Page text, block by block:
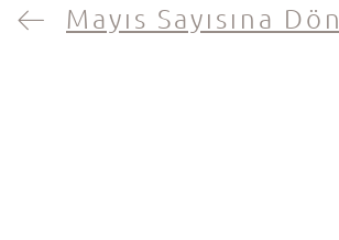
Mayıs Sayısına Dön